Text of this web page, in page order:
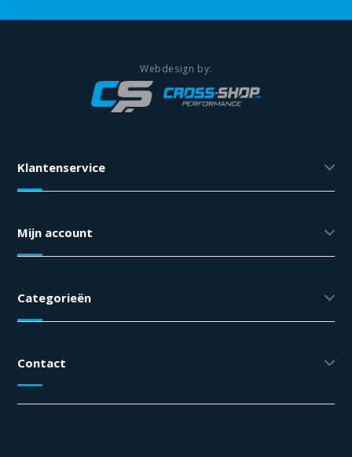
Klantenservice
Mijn account
Categorieën
Contact